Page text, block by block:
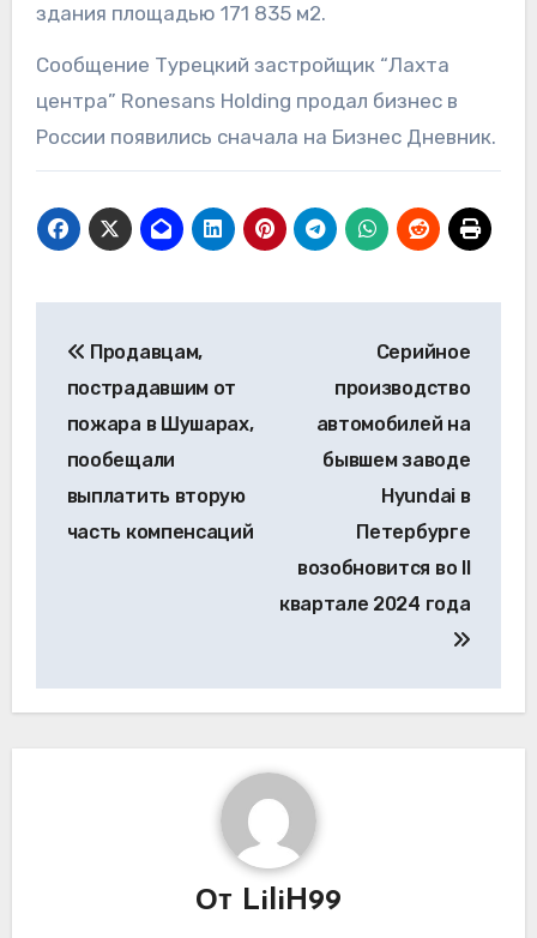
здания площадью 171 835 м2.
Сообщение Турецкий застройщик “Лахта
центра” Ronesans Holding продал бизнес в
России появились сначала на Бизнес Дневник.
по
записям
Продавцам,
пострадавшим от
пожара в Шушарах,
пообещали
выплатить вторую
часть компенсаций
Серийное
производство
автомобилей на
бывшем заводе
Hyundai в
Петербурге
возобновится во II
квартале 2024 года
От LiliH99